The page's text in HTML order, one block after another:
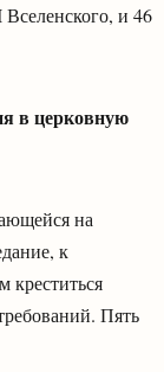
и 46
в церковную
на
к
Пять